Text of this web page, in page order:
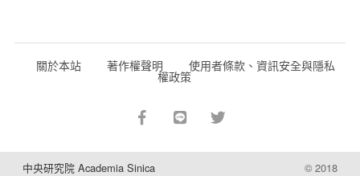
關於本站 著作權聲明 使用者條款、資訊安全與隱私
權政策
中央研究院 Academia Sinica © 2018